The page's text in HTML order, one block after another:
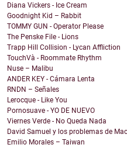
Diana Vickers - Ice Cream
Goodnight Kid – Rabbit
TOMMY GUN - Operator Please
The Penske File - Lions
Trapp Hill Collision - Lycan Affliction
TouchVà - Roommate Rhythm
Nuse – Malibu
ANDER KEY - Cámara Lenta
RNDN – Señales
Lerocque - Like You
Pornosuave - YO DE NUEVO
Viernes Verde - No Queda Nada
David Samuel y los problemas de
Emilio Morales – Taiwan